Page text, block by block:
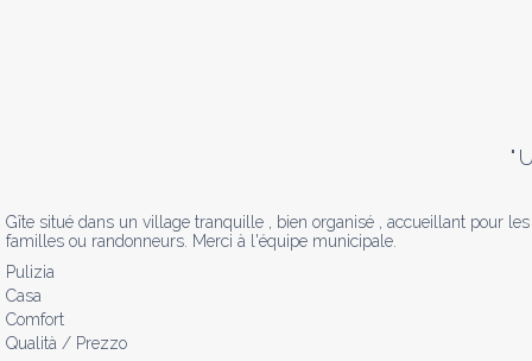
"
Gîte situé dans un village tranquille , bien organisé , accueillant pour
familles ou randonneurs. Merci à l'équipe municipale.
Pulizia
Casa
Comfort
Qualità / Prezzo